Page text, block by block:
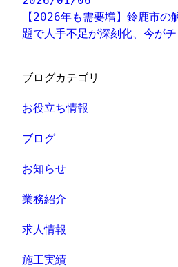
【2026年も需要増】鈴鹿市
題で人手不足が深刻化、今が
ブログカテゴリ
お役立ち情報
ブログ
お知らせ
業務紹介
求人情報
施工実績